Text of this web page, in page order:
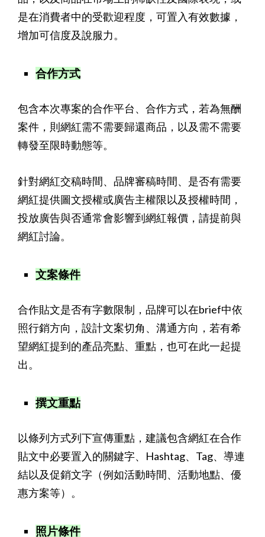
是在消費者中的受歡迎程度，可置入有效數據，
增加可信度及說服力。
合作方式
包含本次專案的合作平台、合作方式，若為無酬
案件，則網紅需不需要歸還商品，以及需不需要
轉發至限時動態等。
針對網紅交稿時間、品牌審稿時間、是否有需要
網紅提供圖文授權或廣告主權限以及授權時間，
投放廣告與否通常會影響到網紅報價，請提前與
網紅討論。
文案條件
合作貼文是否有字數限制，品牌可以在brief中依
照行銷方向，設計文案切角、溝通方向，若有希
望網紅提到的產品亮點、重點，也可在此一起提
出。
撰文重點
以條列方式列下宣傳重點，建議包含網紅在合作
貼文中必要置入的關鍵字、Hashtag、Tag、導連
結以及促銷文字（例如活動時間、活動地點、優
惠方案等）。
照片條件